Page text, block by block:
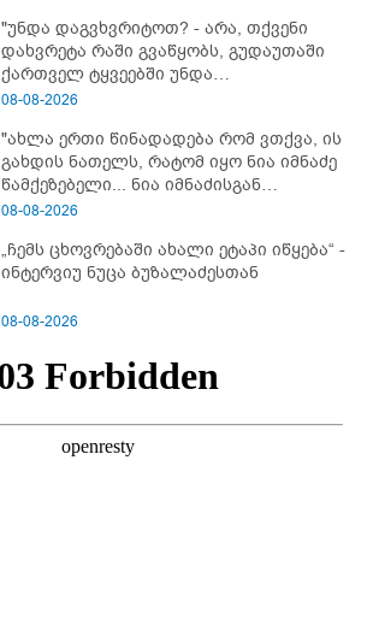
ავიწროებდა” - ეკა კუპატაძე
"უნდა დაგვხვრიტოთ? - არა, თქვენი
დახვრეტა რაში გვაწყობს, გუდაუთაში
ქართველ ტყვეებში უნდა
გადაგცვალოთ..."
08-08-2026
"ახლა ერთი წინადადება რომ ვთქვა, ის
გახდის ნათელს, რატომ იყო ნია იმნაძე
წამქეზებელი... ნია იმნაძისგან
გამოსული ინფორმაციაა ეს" - რას
08-08-2026
„ჩემს ცხოვრებაში ახალი ეტაპი იწყება“ -
ინტერვიუ ნუცა ბუზალაძესთან
08-08-2026